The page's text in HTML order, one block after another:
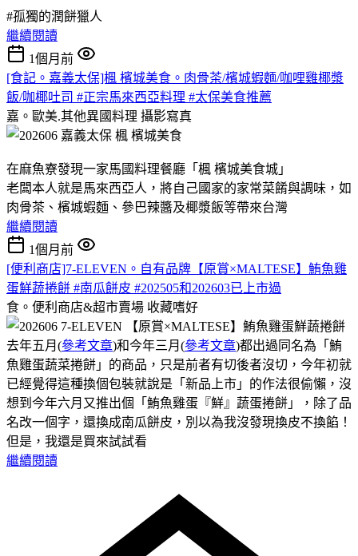
#孤獨的潤餅獵人
繼續閱讀
1個月前
[食記。嘉義太保]楓 檳城美食。肉骨茶/檳城蝦麵/咖哩雞椰漿
飯/咖椰吐司 #正宗馬來西亞料理 #太保美食推薦
嘉。歐美.其他異國料理 攝影寫真
在麻魚寮發現一家馬國料理餐廳「楓 檳城美食城」
老闆本人就是馬來西亞人，將自己國家的家常菜餚與調味，如
肉骨茶、檳城蝦麵、參巴辣醬及椰漿飯等帶來台灣
繼續閱讀
1個月前
[便利商店]7-ELEVEN。自有品牌【原賞×MALTESE】鮪魚雞
蛋鮮蔬捲餅 #南瓜餅皮 #202505和202603已上市過
食。便利商店&超市賣場 收藏嗜好
去年五月(參考文章)和今年三月(參考文章)都出過同名為「鮪
魚雞蛋蔬菜捲餅」的商品，只是前者有切後者沒切，今年初就
已經覺得這種換個包裝就說是「新品上市」的作法很偷懶，沒
想到今年六月又推出個「鮪魚雞蛋『鮮』蔬蛋捲餅」，除了品
名改一個字，還換成南瓜餅皮，別以為我沒發現換皮不換餡！
但是，我還是買來試試看
繼續閱讀